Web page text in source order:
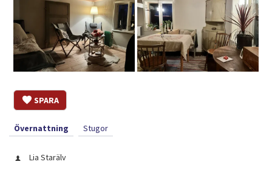
SPARA
Övernattning Stugor
Lia Starälv